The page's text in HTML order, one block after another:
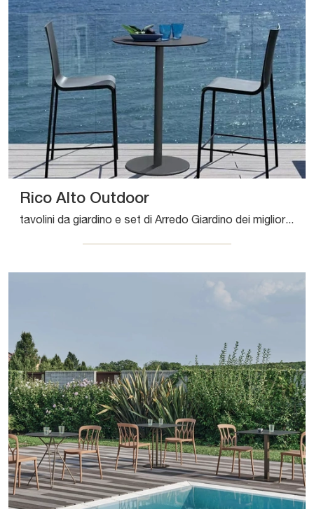
Rico Alto Outdoor
tavolini da giardino e set di Arredo Giardino dei migliori brand: ottieni informazioni sul modello Rico Alto Outdoor di Bontempi, clicca subito!